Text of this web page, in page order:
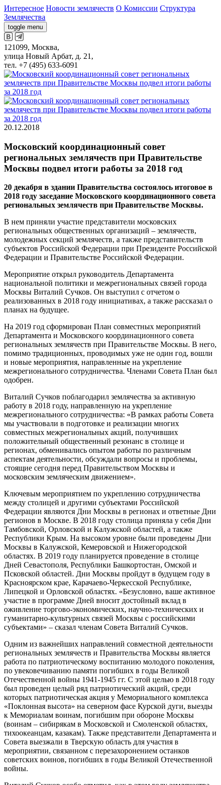
Интересное Новости землячеств О Комиссии Структура
Землячества
toggle menu
121099, Москва,
улица Новый Арбат, д. 21,
тел. +7 (495) 633-6091
20.12.2018
Московский координационный совет
региональных землячеств при Правительстве
Москвы подвел итоги работы за 2018 год
20 декабря в здании Правительства состоялось итоговое в
2018 году заседание Московского координационного совета
региональных землячеств при Правительстве Москвы.
В нем приняли участие представители московских
региональных общественных организаций – землячеств,
молодежных секций землячеств, а также представительств
субъектов Российской Федерации при Президенте Российской
Федерации и Правительстве Российской Федерации.
Мероприятие открыл руководитель Департамента
национальной политики и межрегиональных связей города
Москвы Виталий Сучков. Он выступил с отчетом о
реализованных в 2018 году инициативах, а также рассказал о
планах на будущее.
На 2019 год сформирован План совместных мероприятий
Департамента и Московского координационного совета
региональных землячеств при Правительстве Москвы. В него,
помимо традиционных, проводимых уже не один год, вошли
и новые мероприятия, направленные на укрепление
межрегионального сотрудничества. Членами Совета План был
одобрен.
Виталий Сучков поблагодарил землячества за активную
работу в 2018 году, направленную на укрепление
межрегионального сотрудничества: «В рамках работы Совета
мы участвовали в подготовке и реализации многих
совместных межрегиональных акций, получивших
положительный общественный резонанс в столице и
регионах, обменивались опытом работы по различным
аспектам деятельности, обсуждали вопросы и проблемы,
стоящие сегодня перед Правительством Москвы и
московским земляческим движением».
Ключевым мероприятием по укреплению сотрудничества
между столицей и другими субъектами Российской
Федерации являются Дни Москвы в регионах и ответные Дни
регионов в Москве. В 2018 году столица приняла у себя Дни
Тамбовской, Орловской и Калужской областей, а также
Республики Крым. На высоком уровне были проведены Дни
Москвы в Калужской, Кемеровской и Нижегородской
областях. В 2019 году планируется проведение в столице
Дней Севастополя, Республики Башкортостан, Омской и
Псковской областей. Дни Москвы пройдут в будущем году в
Красноярском крае, Карачаево-Черкесской Республике,
Липецкой и Орловской областях. «Безусловно, ваше активное
участие в программе Дней вносит достойный вклад в
оживление торгово-экономических, научно-технических и
гуманитарно-культурных связей Москвы с российскими
субъектами» – сказал членам Совета Виталий Сучков.
Одним из важнейших направлений совместной деятельности
региональных землячеств и Правительства Москвы является
работа по патриотическому воспитанию молодого поколения,
по увековечиванию памяти погибших в годы Великой
Отечественной войны 1941-1945 гг. С этой целью в 2018 году
был проведен целый ряд патриотический акций, среди
которых патриотическая акция у Мемориального комплекса
«Поклонная высота» на северном фасе Курской дуги, выезды
к Мемориалам воинам, погибшим при обороне Москвы
(воинам – сибирякам в Московской и Смоленской областях,
тихоокеанцам, казакам). Также представители Департамента и
Совета выезжали в Тверскую область для участия в
мероприятии, связанном с перезахоронением останков
советских воинов, погибших в годы Великой Отечественной
войны.